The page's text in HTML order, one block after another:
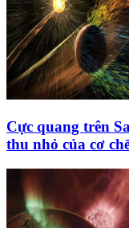
Cực quang trên
thu nhỏ của cơ